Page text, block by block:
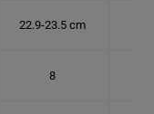
22.9-23.5 cm
8